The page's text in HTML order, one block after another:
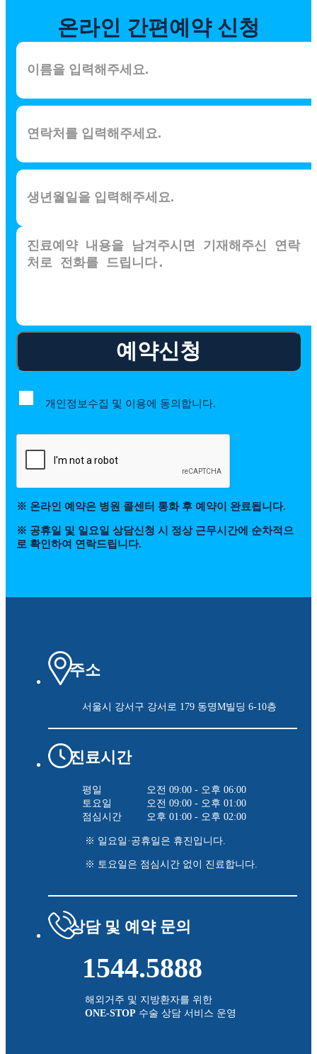
온라인 간편예약 신청
예약신청
개인정보수집 및 이용에 동의합니다.
※ 온라인 예약은 병원 콜센터 통화 후 예약이 완료됩니다.
※ 공휴일 및 일요일 상담신청 시 정상 근무시간에 순차적으
로 확인하여 연락드립니다.
주소
서울시 강서구 강서로 179 동명M빌딩 6-10층
진료시간
평일
오전 09:00 - 오후 06:00
토요일
오전 09:00 - 오후 01:00
점심시간
오후 01:00 - 오후 02:00
※ 일요일·공휴일은 휴진입니다.
※ 토요일은 점심시간 없이 진료합니다.
상담 및 예약 문의
1544.5888
해외거주 및 지방환자를 위한
ONE-STOP 수술 상담 서비스 운영